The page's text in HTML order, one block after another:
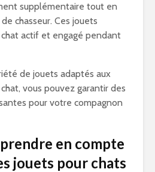
supplémentaire tout en
chasseur. Ces jouets
actif et engagé pendant
de jouets adaptés aux
vous pouvez garantir des
pour votre compagnon
en compte
jouets pour chats